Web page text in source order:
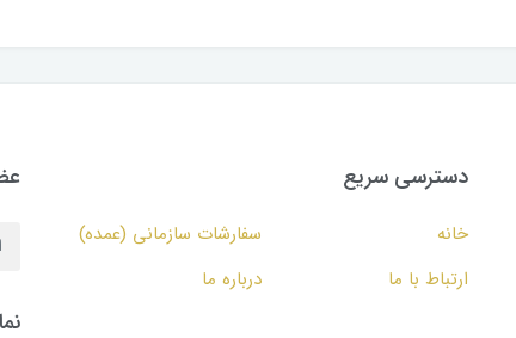
دسترسی سریع
خانه
سفارشات سازمانی (عمده)
ارتباط با ما
درباره ما